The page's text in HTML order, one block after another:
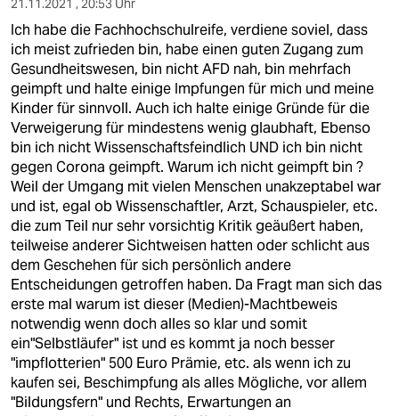
21.11.2021 , 20:53 Uhr
Ich habe die Fachhochschulreife, verdiene soviel, dass
ich meist zufrieden bin, habe einen guten Zugang zum
Gesundheitswesen, bin nicht AFD nah, bin mehrfach
geimpft und halte einige Impfungen für mich und meine
Kinder für sinnvoll. Auch ich halte einige Gründe für die
Verweigerung für mindestens wenig glaubhaft, Ebenso
bin ich nicht Wissenschaftsfeindlich UND ich bin nicht
gegen Corona geimpft. Warum ich nicht geimpft bin ?
Weil der Umgang mit vielen Menschen unakzeptabel war
und ist, egal ob Wissenschaftler, Arzt, Schauspieler, etc.
die zum Teil nur sehr vorsichtig Kritik geäußert haben,
teilweise anderer Sichtweisen hatten oder schlicht aus
dem Geschehen für sich persönlich andere
Entscheidungen getroffen haben. Da Fragt man sich das
erste mal warum ist dieser (Medien)-Machtbeweis
notwendig wenn doch alles so klar und somit
ein"Selbstläufer" ist und es kommt ja noch besser
"impflotterien" 500 Euro Prämie, etc. als wenn ich zu
kaufen sei, Beschimpfung als alles Mögliche, vor allem
"Bildungsfern" und Rechts, Erwartungen an